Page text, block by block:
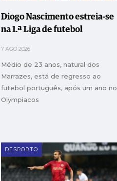
Diogo Nascimento estreia-se
na 1.ª Liga de futebol
7 AGO 2026
Médio de 23 anos, natural dos
Marrazes, está de regresso ao
futebol português, após um ano no
Olympiacos
DESPORTO